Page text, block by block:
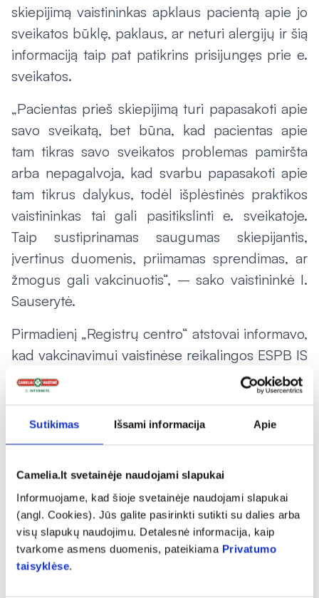
Sutikimas Išsami informacija Apie
Camelia.lt svetainėje naudojami slapukai
Informuojame, kad šioje svetainėje naudojami slapukai
(angl. Cookies). Jūs galite pasirinkti sutikti su dalies arba
visų slapukų naudojimu. Detalesnė informacija, kaip
tvarkome asmens duomenis, pateikiama Privatumo
taisyklėse.
skiepijimą vaistininkas apklaus pacientą apie jo
sveikatos būklę, paklaus, ar neturi alergijų ir šią
informaciją taip pat patikrins prisijungęs prie e.
sveikatos.
„Pacientas prieš skiepijimą turi papasakoti apie
savo sveikatą, bet būna, kad pacientas apie
tam tikras savo sveikatos problemas pamiršta
arba nepagalvoja, kad svarbu papasakoti apie
tam tikrus dalykus, todėl išplėstinės praktikos
vaistininkas tai gali pasitikslinti e. sveikatoje.
Taip sustiprinamas saugumas skiepijantis,
įvertinus duomenis, priimamas sprendimas, ar
žmogus gali vakcinuotis“, – sako vaistininkė I.
Sauserytė.
Pirmadienį „Registrų centro“ atstovai informavo,
kad vakcinavimui vaistinėse reikalingos ESPB IS
integracijos dar nėra paruoštos naudojimui.
„Pažymėti e. sveikatos sistemoje, kad asmuo
buvo skiepytas, taip pat svarbu dėl galimų
šalutinių poveikių. Ši informacija reikalinga ir
vaistininkė I. Sauserytė.
Jau greitai bus galima pasiskiepyti keturiose
„Camelia“ vaistinėse Vilniuje, Kaune, Šiauliuose
ir Klaipėdoje.